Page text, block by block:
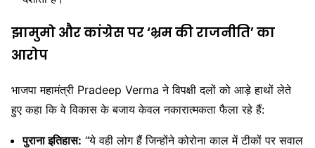
झामुमो और कांग्रेस पर ‘भ्रम की राजनीति’ का
आरोप
भाजपा महामंत्री Pradeep Verma ने विपक्षी दलों को आड़े हाथों लेते
हुए कहा कि वे विकास के बजाय केवल नकारात्मकता फैला रहे हैं:
पुराना इतिहास: “ये वही लोग हैं जिन्होंने कोरोना काल में टीकों पर सवाल